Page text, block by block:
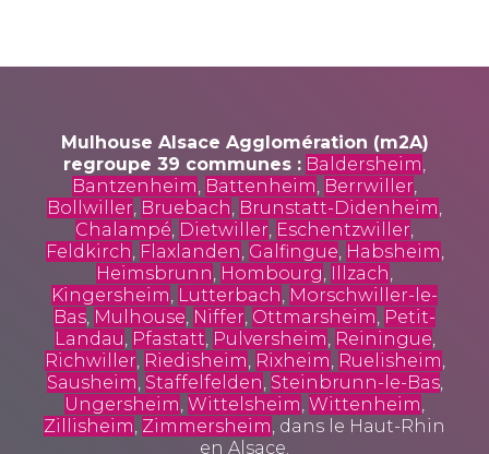
Mulhouse Alsace Agglomération (m2A)
regroupe 39 communes : Baldersheim,
Bantzenheim, Battenheim, Berrwiller,
Bollwiller, Bruebach, Brunstatt-Didenheim,
Chalampé, Dietwiller, Eschentzwiller,
Feldkirch, Flaxlanden, Galfingue, Habsheim,
Heimsbrunn, Hombourg, Illzach,
Kingersheim, Lutterbach, Morschwiller-le-
Bas, Mulhouse, Niffer, Ottmarsheim, Petit-
Landau, Pfastatt, Pulversheim, Reiningue,
Richwiller, Riedisheim, Rixheim, Ruelisheim,
Sausheim, Staffelfelden, Steinbrunn-le-Bas,
Ungersheim, Wittelsheim, Wittenheim,
Zillisheim, Zimmersheim, dans le Haut-Rhin
en Alsace.